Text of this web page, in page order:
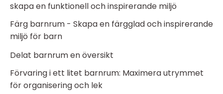
skapa en funktionell och inspirerande miljö
Färg barnrum - Skapa en färgglad och inspirerande
miljö för barn
Delat barnrum en översikt
Förvaring i ett litet barnrum: Maximera utrymmet
för organisering och lek